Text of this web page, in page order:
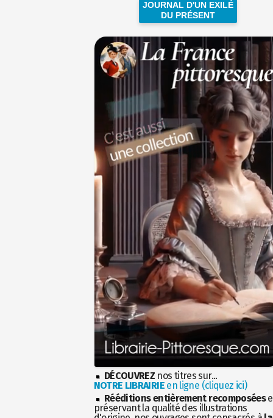
JOURNAL D'UN EXILÉ
DU PRÉSENT
DÉCOUVREZ nos titres sur...
NOTRE LIBRAIRIEen ligne (cliquez ici)
Rééditions entièrement recomposées
préservant la qualité des illustrations